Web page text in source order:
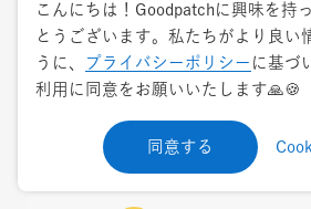
こんにちは！Goodpatchに興味を持
とうございます。私たちがより良い
うに、
プライバシーポリシー に基づ
利用に同意をお願いいたします🙏🍪
同意する